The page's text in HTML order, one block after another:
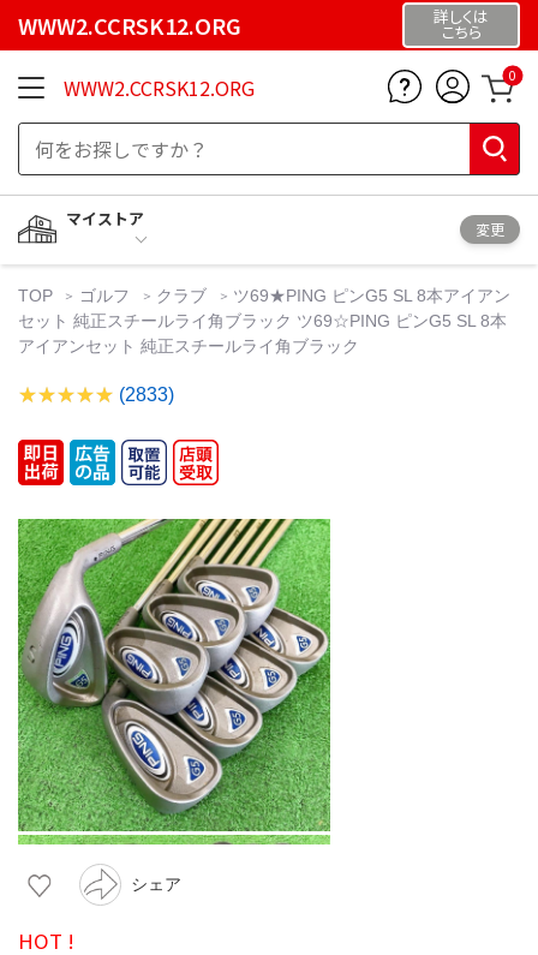
WWW2.CCRSK12.ORG 詳しくは
こちら
WWW2.CCRSK12.ORG 0
マイストア
変更
TOP ゴルフ クラブ
ツ69★PING ピンG5 SL 8本アイアン
セット 純正スチールライ角ブラック ツ69☆PING ピンG5 SL 8本
アイアンセット 純正スチールライ角ブラック
(2833)
シェア
HOT !